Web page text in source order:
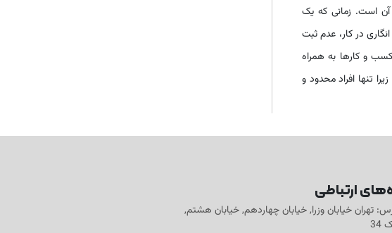
آن است. زمانی که یک
در کار، عدم ثبت
کسب و کارها به همراه
تنها افراد محدود و
ارتباطی
تهران خیابان وزرا, خیابان چهاردهم, خیابان هشتم,
34